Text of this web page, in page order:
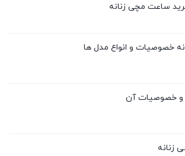
ساعت مچی زنانه
خصوصیات و انواع مدل ها
و خصوصیات آن
زنانه